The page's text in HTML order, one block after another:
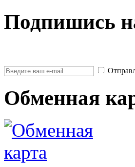
Подпишись
Обменная